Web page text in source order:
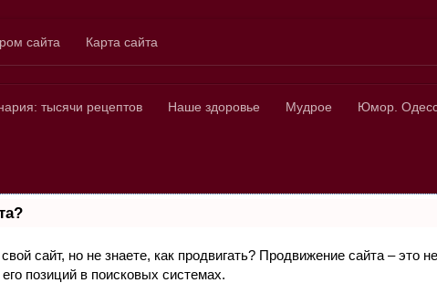
сайта Карта сайта
тысячи рецептов Наше здоровье Мудрое Юмор.
сайт, но не знаете, как продвигать? Продвижение сайта –
позиций в поисковых системах.